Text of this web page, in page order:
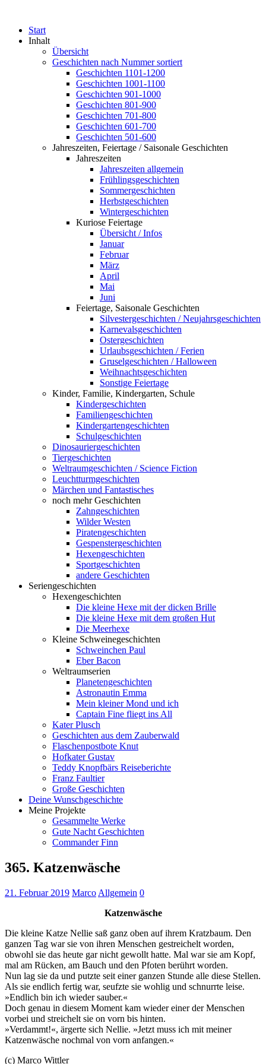
Start
Inhalt
Übersicht
Geschichten nach Nummer sortiert
Geschichten 1101-1200
Geschichten 1001-1100
Geschichten 901-1000
Geschichten 801-900
Geschichten 701-800
Geschichten 601-700
Geschichten 501-600
Jahreszeiten, Feiertage / Saisonale Geschichten
Jahreszeiten
Jahreszeiten allgemein
Frühlingsgeschichten
Sommergeschichten
Herbstgeschichten
Wintergeschichten
Kuriose Feiertage
Übersicht / Infos
Januar
Februar
März
April
Mai
Juni
Feiertage, Saisonale Geschichten
Silvestergeschichten / Neujahrsgeschichten
Karnevalsgeschichten
Ostergeschichten
Urlaubsgeschichten / Ferien
Gruselgeschichten / Halloween
Weihnachtsgeschichten
Sonstige Feiertage
Kinder, Familie, Kindergarten, Schule
Kindergeschichten
Familiengeschichten
Kindergartengeschichten
Schulgeschichten
Dinosauriergeschichten
Tiergeschichten
Weltraumgeschichten / Science Fiction
Leuchtturmgeschichten
Märchen und Fantastisches
noch mehr Geschichten
Zahngeschichten
Wilder Westen
Piratengeschichten
Gespenstergeschichten
Hexengeschichten
Sportgeschichten
andere Geschichten
Seriengeschichten
Hexengeschichten
Die kleine Hexe mit der dicken Brille
Die kleine Hexe mit dem großen Hut
Die Meerhexe
Kleine Schweinegeschichten
Schweinchen Paul
Eber Bacon
Weltraumserien
Planetengeschichten
Astronautin Emma
Mein kleiner Mond und ich
Captain Fine fliegt ins All
Kater Plusch
Geschichten aus dem Zauberwald
Flaschenpostbote Knut
Hofkater Gustav
Teddy Knopfbärs Reiseberichte
Franz Faultier
Große Geschichten
Deine Wunschgeschichte
Meine Projekte
Gesammelte Werke
Gute Nacht Geschichten
Commander Finn
365. Katzenwäsche
21. Februar 2019 Marco Allgemein 0
Katzenwäsche
Die kleine Katze Nellie saß ganz oben auf ihrem Kratzbaum. Den
ganzen Tag war sie von ihren Menschen gestreichelt worden,
obwohl sie das heute gar nicht gewollt hatte. Mal war sie am Kopf,
mal am Rücken, am Bauch und den Pfoten berührt worden.
Nun lag sie da und putzte seit einer ganzen Stunde alle diese Stellen.
Als sie endlich fertig war, seufzte sie wohlig und schnurrte leise.
»Endlich bin ich wieder sauber.«
Doch genau in diesem Moment kam wieder einer der Menschen
vorbei und streichelt sie on vorn bis hinten.
»Verdammt!«, ärgerte sich Nellie. »Jetzt muss ich mit meiner
Katzenwäsche nochmal von vorn anfangen.«
(c) Marco Wittler